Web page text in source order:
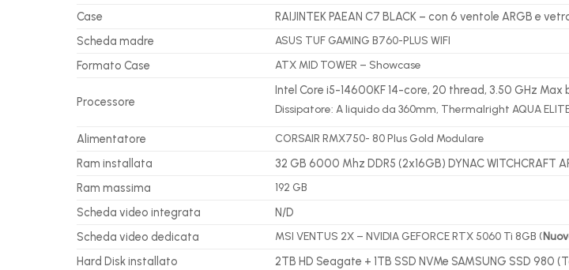
Case
RAIJINTEK PAEAN C7 BLACK – con 6 ventole ARGB e
Scheda madre
ASUS TUF GAMING B760-PLUS WIFI
Formato Case ATX MID TOWER – Showcase
Processore
Intel Core i5-14600KF 14-core, 20 thread, 3.50 GHz Max
Dissipatore: A liquido da 360mm, Thermalright AQUA
Alimentatore CORSAIR RMX750- 80 Plus Gold Modulare
Ram installata 32 GB 6000 Mhz DDR5 (2x16GB) DYNAC WITCHCRAFT
Ram massima
192 GB
Scheda video integrata
N/D
Scheda video dedicata
MSI VENTUS 2X – NVIDIA GEFORCE RTX 5060 Ti 8GB (
Hard Disk installato
2TB HD Seagate + 1TB SSD NVMe SAMSUNG SSD 980